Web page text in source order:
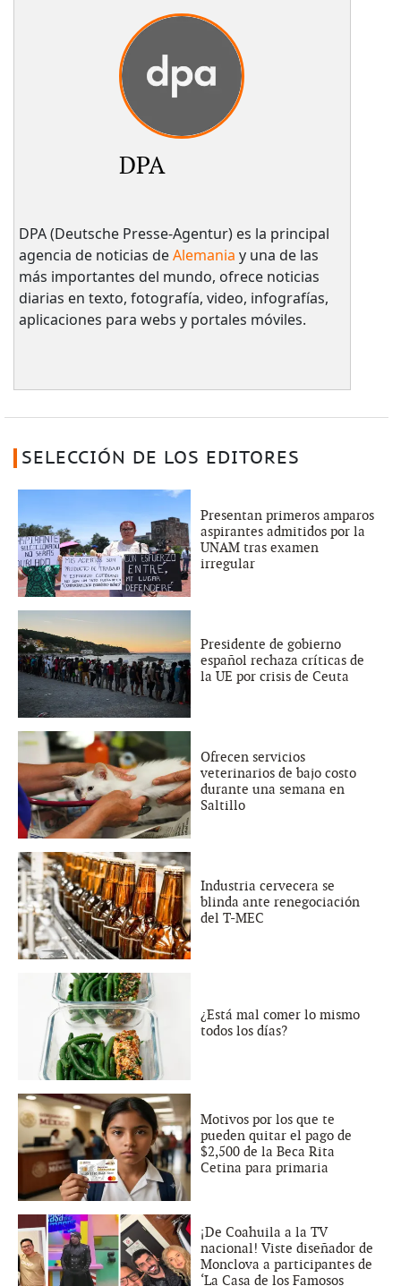
DPA
DPA (Deutsche Presse-Agentur) es la principal
agencia de noticias deAlemania y una de las
más importantes del mundo, ofrece noticias
diarias en texto, fotografía, video, infografías,
aplicaciones para webs y portales móviles.
SELECCIÓN DE LOS EDITORES
Presentan primeros amparos
aspirantes admitidos por la
UNAM tras examen
irregular
Presidente de gobierno
español rechaza críticas de
la UE por crisis de Ceuta
Ofrecen servicios
veterinarios de bajo costo
durante una semana en
Saltillo
Industria cervecera se
blinda ante renegociación
del T-MEC
¿Está mal comer lo mismo
todos los días?
Motivos por los que te
pueden quitar el pago de
$2,500 de la Beca Rita
Cetina para primaria
¡De Coahuila a la TV
nacional! Viste diseñador de
Monclova a participantes de
‘La Casa de los Famosos